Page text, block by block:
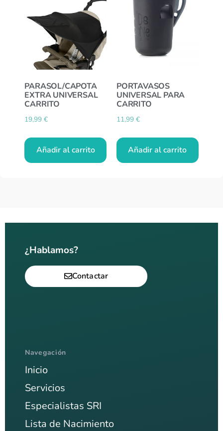
PARASOL/CAPOTA
EXTRA UNIVERSAL
CARRITO
19,99€
Añadir al carrito
PORTAVASOS
UNIVERSAL PARA
CARRITO
11,99 €
Añadir al carrito
¿Hablamos?
Contactar
Navegación
Inicio
Servicios
Especialistas SRI
Lista de Nacimiento